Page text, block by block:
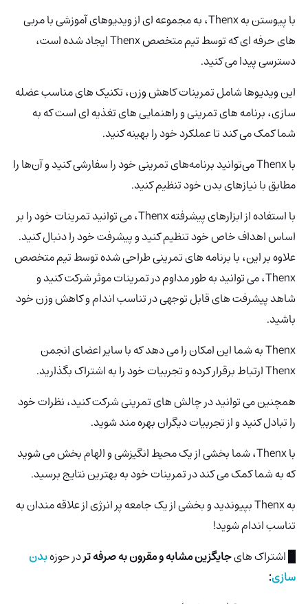
با پیوستن به Thenx، به مجموعه ای از ویدیوهای آموزشی با مربی
های حرفه ای که توسط تیم متخصص Thenx
ایجاد شده است،
دسترسی پیدا می کنید.
این ویدیوها شامل تمرینات کاهش وزن، تکنیک های مناسب عضله
سازی، برنامه های تمرینی و راهنمایی های تغذیه ای است که به
شما کمک می کند تا عملکرد خود را بهینه کنید.
با Thenx می‌توانید برنامه‌های تمرینی خود را سفارشی کنید و آن‌ها را
مطابق با نیازهای بدن خود تنظیم کنید.
با استفاده از ابزارهای پیشرفته Thenx، می توانید تمرینات خود را بر
اساس اهداف خاص خود تنظیم کنید و پیشرفت خود را دنبال کنید.
علاوه بر این، با برنامه های تمرینی طراحی شده توسط تیم متخصص
Thenx، می توانید به طور مداوم در تمرینات موثر شرکت کنید و
شاهد پیشرفت های قابل توجهی در تناسب اندام و کاهش وزن خود
باشید.
Thenx به شما این امکان را می دهد که با سایر اعضای انجمن
Thenx ارتباط برقرار کرده و تجربیات خود را به اشتراک بگذارید.
همچنین می توانید در چالش های تمرینی شرکت کنید، نظرات خود
را تبادل کنید و از تجربیات دیگران بهره مند شوید.
با Thenx، شما بخشی از یک محیط انگیزشی و الهام بخش می شوید
که به شما کمک می کند در تمرینات خود به بهترین نتایج برسید.
به Thenx
بپیوندید و بخشی از یک جامعه پر انرژی از علاقه مندان به
تناسب اندام شوید!
█ اشتراک هایجایگزین مشابه و مقرون به صرفه تردر حوزهبدن
سازی: